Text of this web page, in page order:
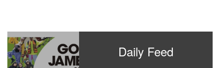
Daily Feed